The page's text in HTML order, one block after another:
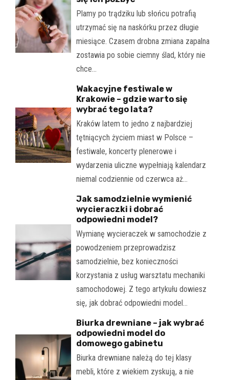
Plamy po trądziku lub słońcu potrafią
utrzymać się na naskórku przez długie
miesiące. Czasem drobna zmiana zapalna
zostawia po sobie ciemny ślad, który nie
chce…
Wakacyjne festiwale w
Krakowie – gdzie warto się
wybrać tego lata?
Kraków latem to jedno z najbardziej
tętniących życiem miast w Polsce –
festiwale, koncerty plenerowe i
wydarzenia uliczne wypełniają kalendarz
niemal codziennie od czerwca aż…
Jak samodzielnie wymienić
wycieraczki i dobrać
odpowiedni model?
Wymianę wycieraczek w samochodzie z
powodzeniem przeprowadzisz
samodzielnie, bez konieczności
korzystania z usług warsztatu mechaniki
samochodowej. Z tego artykułu dowiesz
się, jak dobrać odpowiedni model…
Biurka drewniane – jak wybrać
odpowiedni model do
domowego gabinetu
Biurka drewniane należą do tej klasy
mebli, które z wiekiem zyskują, a nie